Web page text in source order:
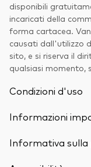
disponibili
incaricati della
forma cartacea.
causati dall'utilizzo
sito, e si riserva il
qualsiasi momento,
Condizioni d'uso
Informazioni
Informativa sulla